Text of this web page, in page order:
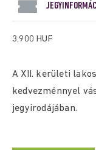
3.900 HUF
A XII. kerületi
kedvezménnyel
jegyirodájában.